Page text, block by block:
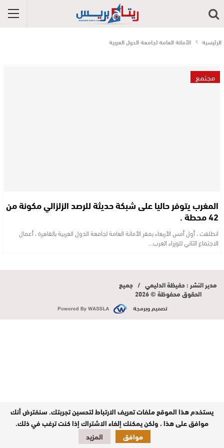
الرئيسية الأمانة العامة لجامعة الدول العربية
مجتمع
المغرب يتوفر حاليا على شبكة حديثة للرصد الزلزالي مكونة من
42 محطة .
انطلقت ، أول أمس الأربعاء بمقر الأمانة العامة لجامعة الدول العربية بالقاهرة ، أعمال
الاجتماع الثاني للوزراء العرب…
مدير النشر : حفيظة الدليمي / جميع
الحقوق محفوظة © 2026
تصميم وبرمجة
يستخدم هذا الموقع ملفات تعريف الارتباط لتحسين تجربتك. سنفترض أنك
موافق على هذا ، ولكن يمكنك إلغاء الاشتراك إذا كنت ترغب في ذلك.
موافق
المزيد